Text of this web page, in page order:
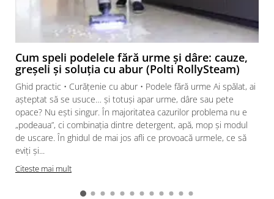
Cum speli podelele fără urme și dâre: cauze,
greșeli și soluția cu abur (Polti RollySteam)
Ghid practic • Curățenie cu abur • Podele fără urme Ai spălat, ai
așteptat să se usuce… și totuși apar urme, dâre sau pete
opace? Nu ești singur. În majoritatea cazurilor problema nu e
„podeaua”, ci combinația dintre detergent, apă, mop și modul
de uscare. În ghidul de mai jos afli ce provoacă urmele, ce să
eviți și...
Citeste mai mult